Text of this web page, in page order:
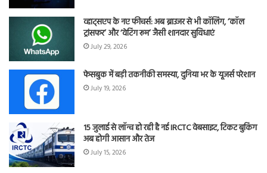
व्हाट्सएप के नए फीचर्स: अब ब्राउजर से भी कॉलिंग, ‘कॉल
ट्रांसफर’ और ‘वेटिंग रूम’ जैसी शानदार सुविधाएं
July 29, 2026
फेसबुक में बड़ी तकनीकी समस्या, दुनिया भर के यूजर्स परेशान
July 19, 2026
15 जुलाई से लॉन्च हो रही है नई IRCTC वेबसाइट, टिकट बुकिंग
अब होगी आसान और तेज
July 15, 2026